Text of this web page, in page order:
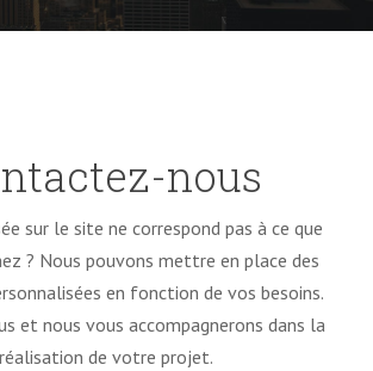
nous
sur le site ne correspond pas à ce que
? Nous pouvons mettre en place des
en fonction de vos besoins.
et nous vous accompagnerons dans la
réalisation de votre projet.